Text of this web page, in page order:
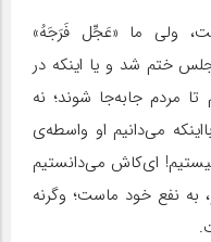
ولى ما «عَجِّل فَرَجَهُ»
ختم شد و یا اینکه در
تا مردم جابه‌جا شوند؛ نه
مى‌‏دانیم او واسطه‌‏ى
ای‌کاش مى‌‏دانستیم
به نفع خود ماست؛ وگرنه